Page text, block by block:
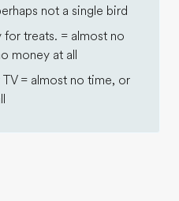
not a single bird
for treats. = almost no
money at all
= almost no time, or